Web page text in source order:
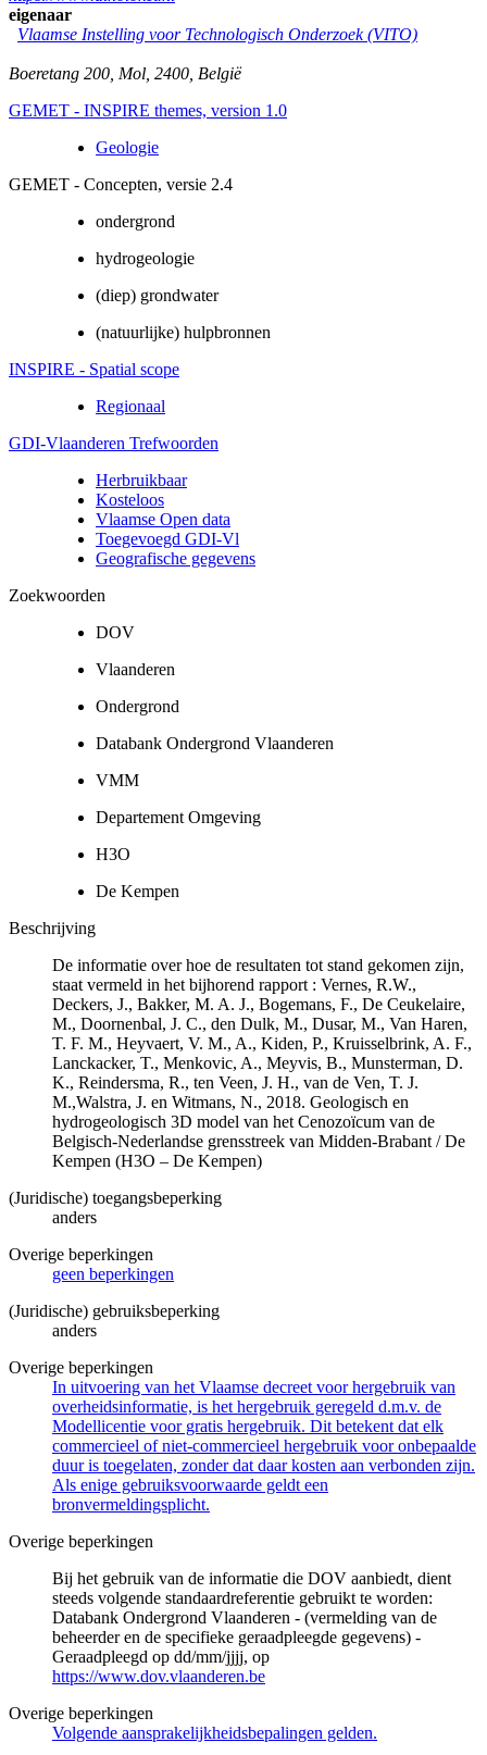
eigenaar
Vlaamse Instelling voor Technologisch Onderzoek (VITO)
Boeretang 200 Mol 2400 België
GEMET - INSPIRE themes, version 1.0
Geologie
GEMET - Concepten, versie 2.4
ondergrond
hydrogeologie
(diep) grondwater
(natuurlijke) hulpbronnen
INSPIRE - Spatial scope
Regionaal
GDI-Vlaanderen Trefwoorden
Herbruikbaar
Kosteloos
Vlaamse Open data
Toegevoegd GDI-Vl
Geografische gegevens
Zoekwoorden
DOV
Vlaanderen
Ondergrond
Databank Ondergrond Vlaanderen
VMM
Departement Omgeving
H3O
De Kempen
Beschrijving
De informatie over hoe de resultaten tot stand gekomen zijn,
staat vermeld in het bijhorend rapport : Vernes, R.W.,
Deckers, J., Bakker, M. A. J., Bogemans, F., De Ceukelaire,
M., Doornenbal, J. C., den Dulk, M., Dusar, M., Van Haren,
T. F. M., Heyvaert, V. M., A., Kiden, P., Kruisselbrink, A. F.,
Lanckacker, T., Menkovic, A., Meyvis, B., Munsterman, D.
K., Reindersma, R., ten Veen, J. H., van de Ven, T. J.
M.,Walstra, J. en Witmans, N., 2018. Geologisch en
hydrogeologisch 3D model van het Cenozoïcum van de
Belgisch-Nederlandse grensstreek van Midden-Brabant / De
Kempen (H3O – De Kempen)
(Juridische) toegangsbeperking
anders
Overige beperkingen
geen beperkingen
(Juridische) gebruiksbeperking
anders
Overige beperkingen
In uitvoering van het Vlaamse decreet voor hergebruik van
overheidsinformatie, is het hergebruik geregeld d.m.v. de
Modellicentie voor gratis hergebruik. Dit betekent dat elk
commercieel of niet-commercieel hergebruik voor onbepaalde
duur is toegelaten, zonder dat daar kosten aan verbonden zijn.
Als enige gebruiksvoorwaarde geldt een
bronvermeldingsplicht.
Overige beperkingen
Bij het gebruik van de informatie die DOV aanbiedt, dient
steeds volgende standaardreferentie gebruikt te worden:
Databank Ondergrond Vlaanderen - (vermelding van de
beheerder en de specifieke geraadpleegde gegevens) -
Geraadpleegd op dd/mm/jjjj, op
https://www.dov.vlaanderen.be
Overige beperkingen
Volgende aansprakelijkheidsbepalingen gelden.